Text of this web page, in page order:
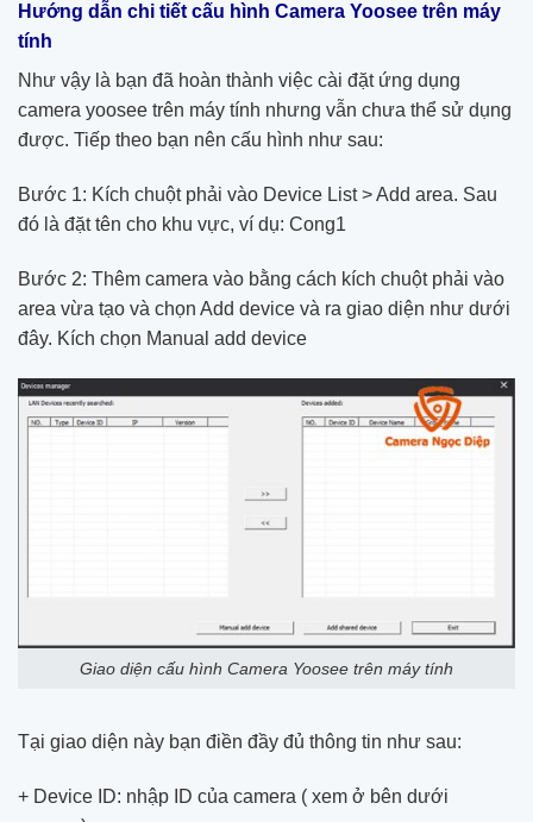
Hướng dẫn chi tiết cấu hình Camera Yoosee trên máy
tính
Như vậy là bạn đã hoàn thành việc cài đặt ứng dụng
camera yoosee trên máy tính nhưng vẫn chưa thể sử dụng
được. Tiếp theo bạn nên cấu hình như sau:
Bước 1: Kích chuột phải vào Device List > Add area. Sau
đó là đặt tên cho khu vực, ví dụ: Cong1
Bước 2: Thêm camera vào bằng cách kích chuột phải vào
area vừa tạo và chọn Add device và ra giao diện như dưới
đây. Kích chọn Manual add device
Giao diện cấu hình Camera Yoosee trên máy tính
Tại giao diện này bạn điền đầy đủ thông tin như sau:
+ Device ID: nhập ID của camera ( xem ở bên dưới